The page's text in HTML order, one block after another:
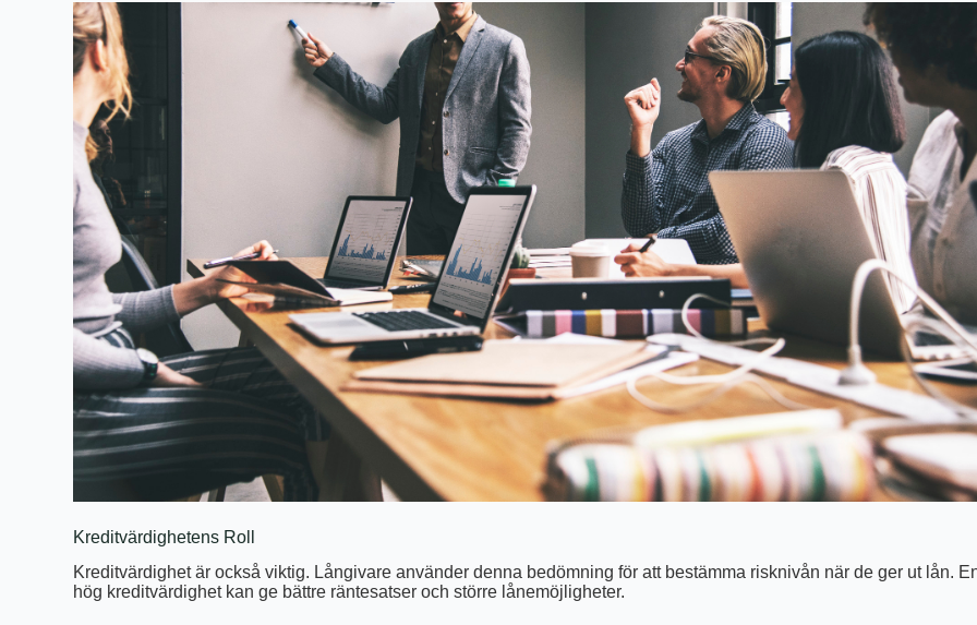
Kreditvärdighetens Roll
Kreditvärdighet är också viktig. Långivare använder denna bedömning för att bestämma risknivån när de ger ut lån.
hög kreditvärdighet kan ge bättre räntesatser och större lånemöjligheter.